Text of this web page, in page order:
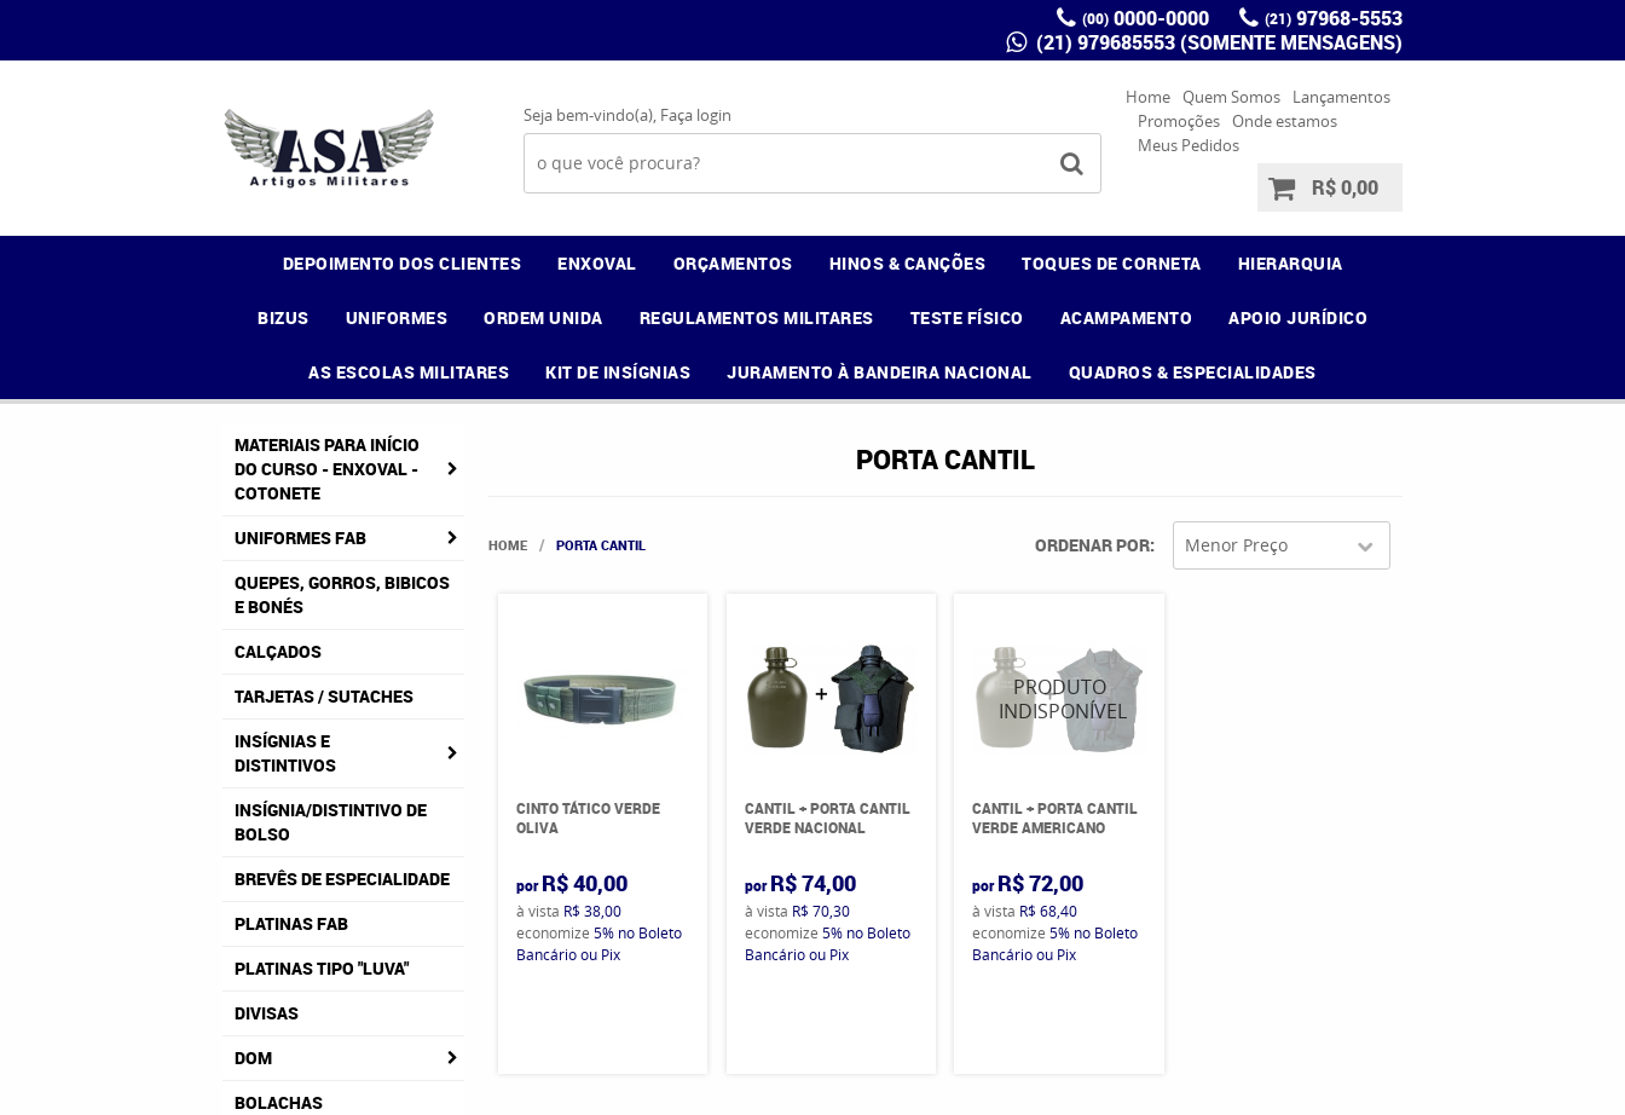
(00) 0000-0000 (21) 97968-5553
(21) 979685553 (SOMENTE MENSAGENS)
Seja bem-vindo(a), Faça login
Home Quem Somos
Lançamentos
Promoções Onde estamos
Meus Pedidos
R$ 0,00
DEPOIMENTO DOS CLIENTES ENXOVAL ORÇAMENTOS HINOS & CANÇÕES TOQUES DE CORNETA HIERARQUIA
BIZUS UNIFORMES ORDEM UNIDA REGULAMENTOS MILITARES TESTE FÍSICO ACAMPAMENTO APOIO JURÍDICO
AS ESCOLAS MILITARES KIT DE INSÍGNIAS JURAMENTO À BANDEIRA NACIONAL QUADROS & ESPECIALIDADES
MATERIAIS PARA INÍCIO
DO CURSO - ENXOVAL -
COTONETE
UNIFORMES FAB
QUEPES, GORROS, BIBICOS
E BONÉS
CALÇADOS
TARJETAS / SUTACHES
INSÍGNIAS E
DISTINTIVOS
INSÍGNIA/DISTINTIVO DE
BOLSO
BREVÊS DE ESPECIALIDADE
PLATINAS FAB
PLATINAS TIPO "LUVA"
DIVISAS
DOM
BOLACHAS
PORTA CANTIL
HOME PORTA CANTIL ORDENAR POR Menor Preço
CINTO TÁTICO VERDE
OLIVA
por R$ 40,00
à vista R$ 38,00
economize 5% no Boleto
Bancário ou Pix
CANTIL + PORTA CANTIL
VERDE NACIONAL
por R$ 74,00
à vista R$ 70,30
economize 5% no Boleto
Bancário ou Pix
CANTIL + PORTA CANTIL
VERDE AMERICANO
por R$ 72,00
à vista R$ 68,40
economize5% no Boleto
Bancário ou Pix